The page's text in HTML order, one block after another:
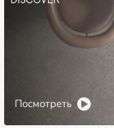
Посмотреть